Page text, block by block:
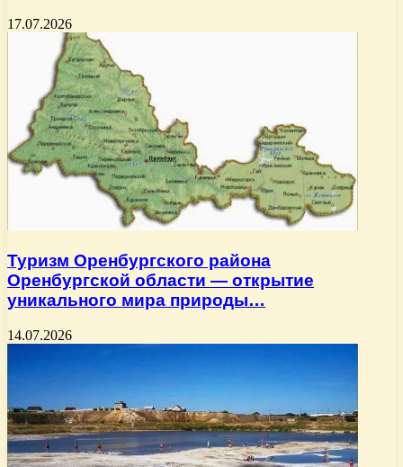
17.07.2026
Туризм Оренбургского района
Оренбургской области — открытие
уникального мира природы…
14.07.2026